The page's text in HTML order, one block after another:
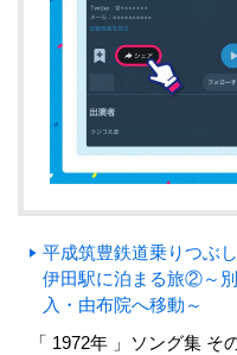
平成筑豊鉄道乗りつぶ
伊田駅に泊まる旅②～
入・由布院へ移動～
「 1972年 」ソング集